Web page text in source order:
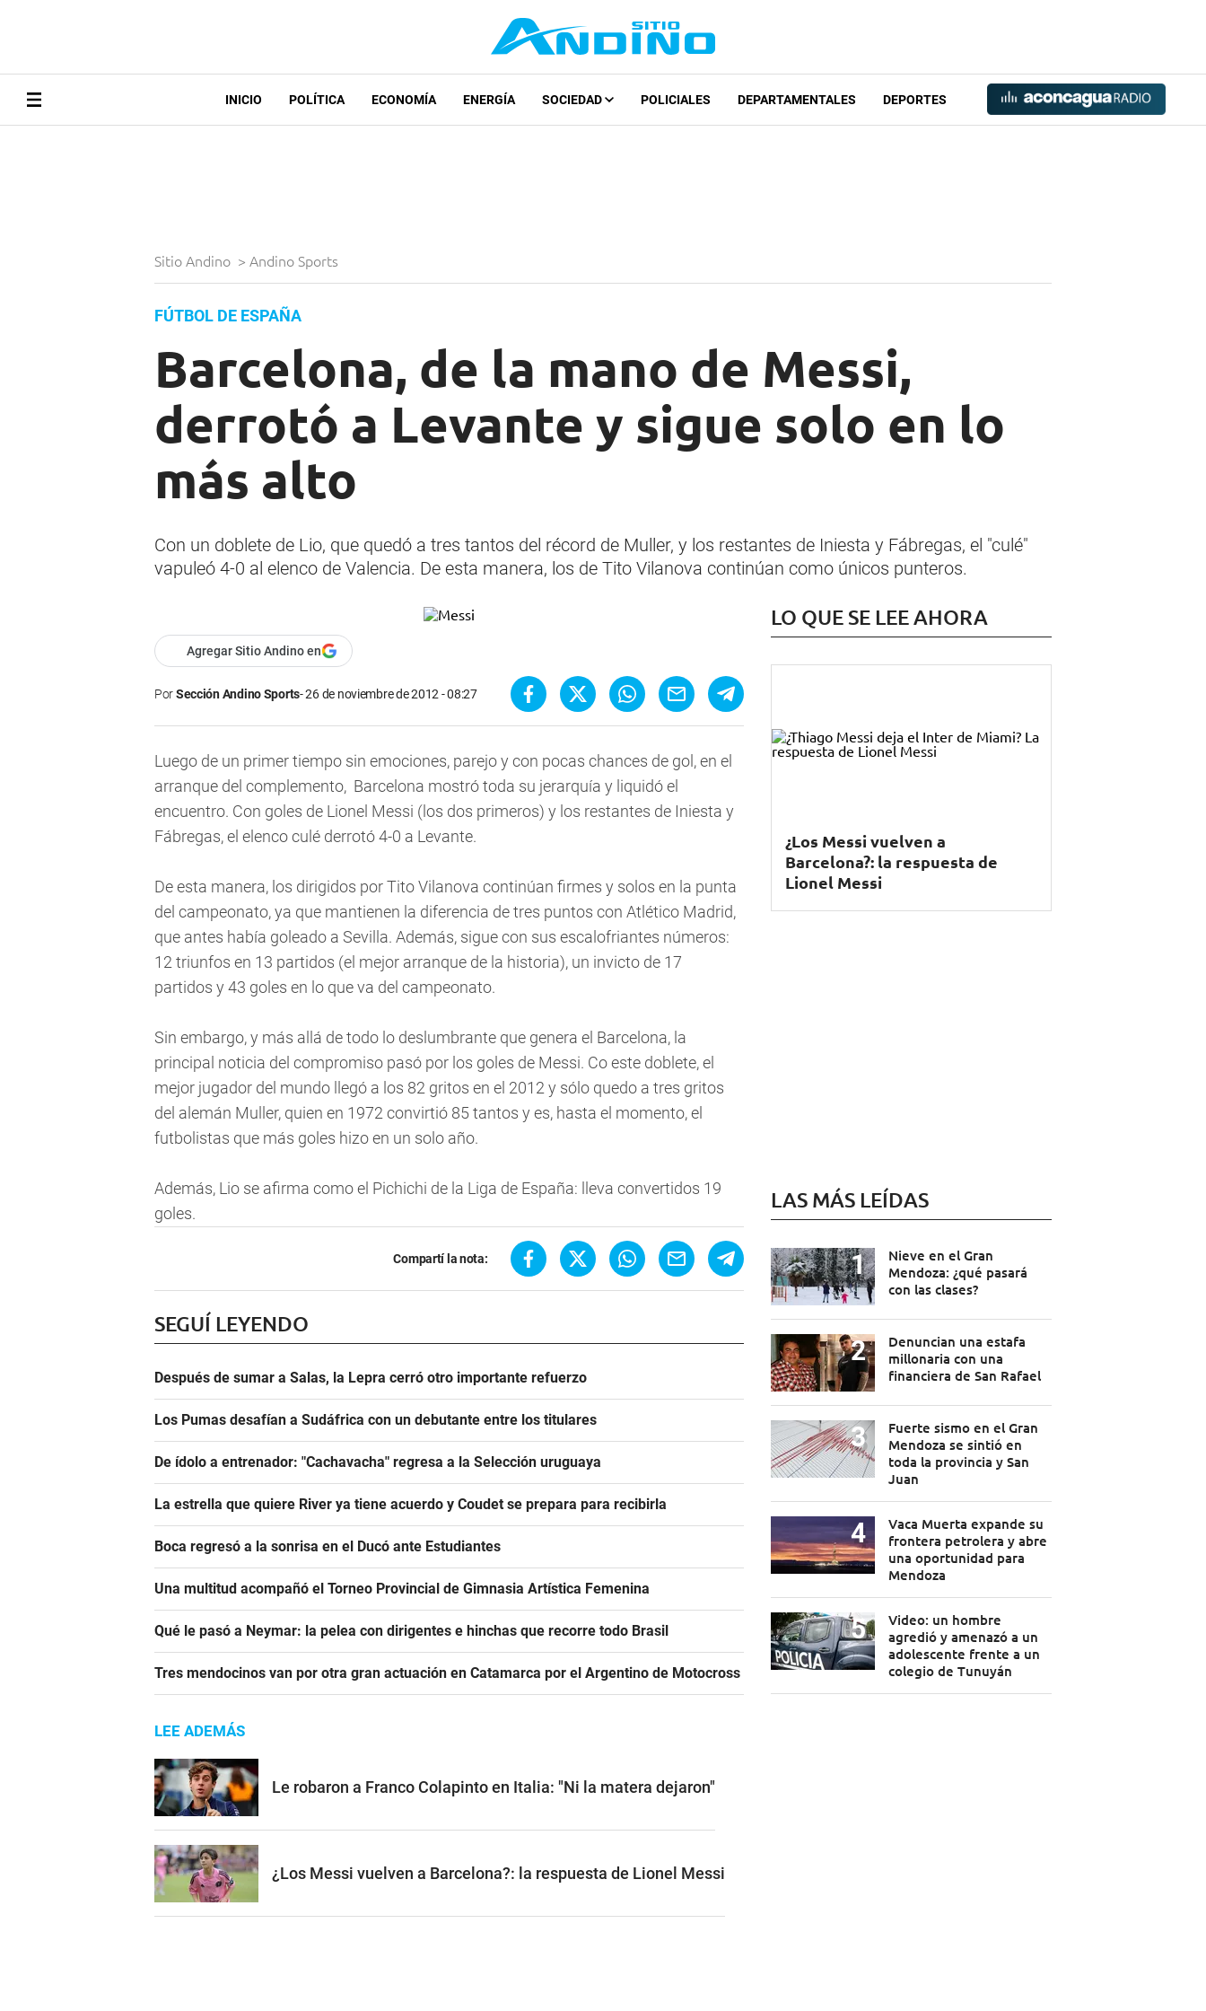
INICIO POLÍTICA ECONOMÍA ENERGÍA SOCIEDAD POLICIALES DEPARTAMENTALES DEPORTES
Sitio Andino > Andino Sports
FÚTBOL DE ESPAÑA
Barcelona, de la mano de Messi,
derrotó a Levante y sigue solo en lo
más alto
Con un doblete de Lio, que quedó a tres tantos del récord de Muller, y los restantes de Iniesta y Fábregas, el "culé"
vapuleó 4-0 al elenco de Valencia. De esta manera, los de Tito Vilanova continúan como únicos punteros.
Agregar Sitio Andino en
PorSección Andino Sports 26 de noviembre de 2012 - 08:27
Luego de un primer tiempo sin emociones, parejo y con pocas chances de gol, en el
arranque del complemento, Barcelona mostró toda su jerarquía y liquidó el
encuentro. Con goles de Lionel Messi (los dos primeros) y los restantes de Iniesta y
Fábregas, el elenco culé derrotó 4-0 a Levante.
De esta manera, los dirigidos por Tito Vilanova continúan firmes y solos en la punta
del campeonato, ya que mantienen la diferencia de tres puntos con Atlético Madrid,
que antes había goleado a Sevilla. Además, sigue con sus escalofriantes números:
12 triunfos en 13 partidos (el mejor arranque de la historia), un invicto de 17
partidos y 43 goles en lo que va del campeonato.
Sin embargo, y más allá de todo lo deslumbrante que genera el Barcelona, la
principal noticia del compromiso pasó por los goles de Messi. Co este doblete, el
mejor jugador del mundo llegó a los 82 gritos en el 2012 y sólo quedo a tres gritos
del alemán Muller, quien en 1972 convirtió 85 tantos y es, hasta el momento, el
futbolistas que más goles hizo en un solo año.
Además, Lio se afirma como el Pichichi de la Liga de España: lleva convertidos 19
goles.
Compartí la nota:
SEGUÍ LEYENDO
Después de sumar a Salas, la Lepra cerró otro importante refuerzo
Los Pumas desafían a Sudáfrica con un debutante entre los titulares
De ídolo a entrenador: "Cachavacha" regresa a la Selección uruguaya
La estrella que quiere River ya tiene acuerdo y Coudet se prepara para recibirla
Boca regresó a la sonrisa en el Ducó ante Estudiantes
Una multitud acompañó el Torneo Provincial de Gimnasia Artística Femenina
Qué le pasó a Neymar: la pelea con dirigentes e hinchas que recorre todo Brasil
Tres mendocinos van por otra gran actuación en Catamarca por el Argentino de Motocross
LEE ADEMÁS
Le robaron a Franco Colapinto en Italia: "Ni la matera dejaron"
¿Los Messi vuelven a Barcelona?: la respuesta de Lionel Messi
LO QUE SE LEE AHORA
¿Los Messi vuelven a
Barcelona?: la respuesta de
Lionel Messi
LAS MÁS LEÍDAS
Nieve en el Gran
Mendoza: ¿qué pasará
con las clases?
Denuncian una estafa
millonaria con una
financiera de San Rafael
Fuerte sismo en el Gran
Mendoza se sintió en
toda la provincia y San
Juan
Vaca Muerta expande su
frontera petrolera y abre
una oportunidad para
Mendoza
Video: un hombre
agredió y amenazó a un
adolescente frente a un
colegio de Tunuyán